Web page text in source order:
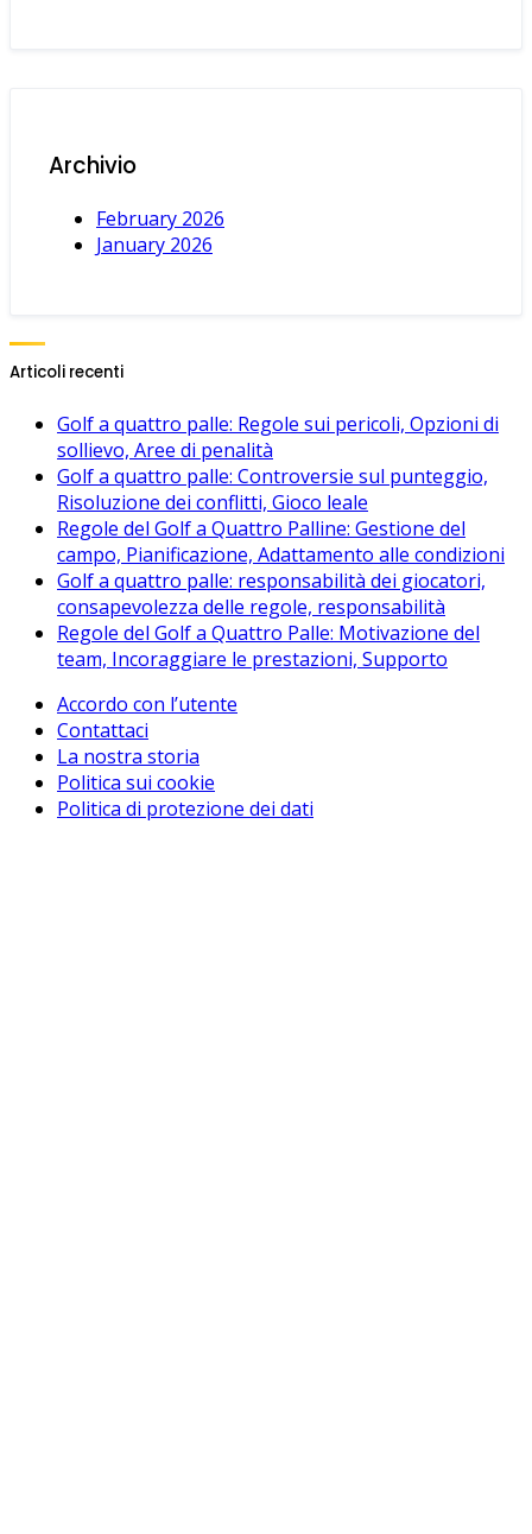
Archivio
February 2026
January 2026
Articoli recenti
Golf a quattro palle: Regole sui pericoli, Opzioni di
sollievo, Aree di penalità
Golf a quattro palle: Controversie sul punteggio,
Risoluzione dei conflitti, Gioco leale
Regole del Golf a Quattro Palline: Gestione del
campo, Pianificazione, Adattamento alle condizioni
Golf a quattro palle: responsabilità dei giocatori,
consapevolezza delle regole, responsabilità
Regole del Golf a Quattro Palle: Motivazione del
team, Incoraggiare le prestazioni, Supporto
Accordo con l’utente
Contattaci
La nostra storia
Politica sui cookie
Politica di protezione dei dati